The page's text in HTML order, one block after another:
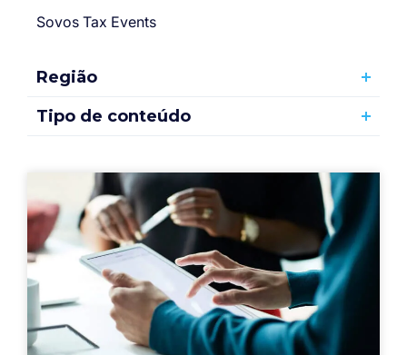
Sovos Tax Events
Região
Tipo de conteúdo